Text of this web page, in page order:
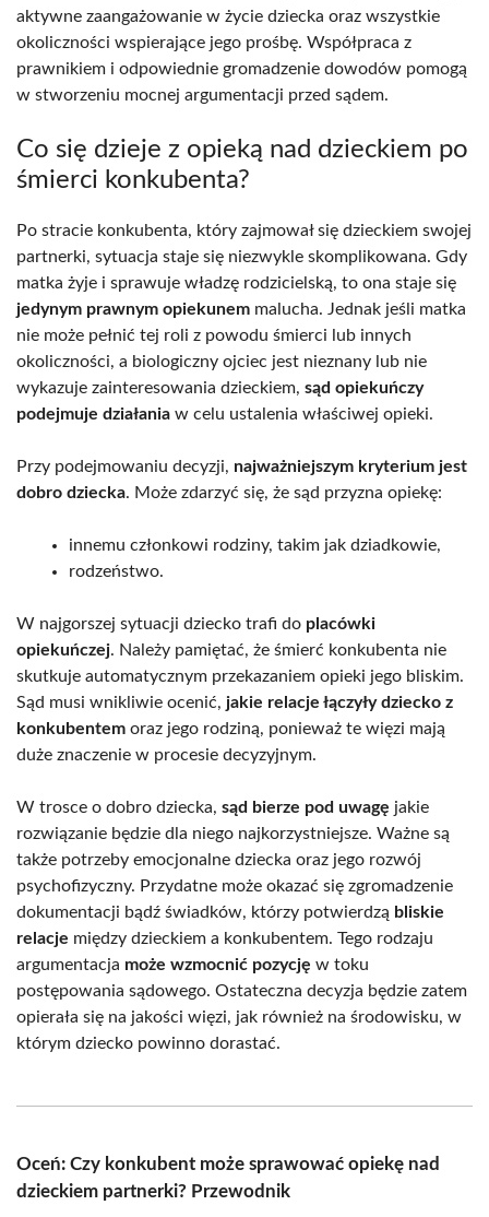
aktywne zaangażowanie w życie dziecka oraz wszystkie
okoliczności wspierające jego prośbę. Współpraca z
prawnikiem i odpowiednie gromadzenie dowodów pomogą
w stworzeniu mocnej argumentacji przed sądem.
Co się dzieje z opieką nad dzieckiem po
śmierci konkubenta?
Po stracie konkubenta, który zajmował się dzieckiem swojej
partnerki, sytuacja staje się niezwykle skomplikowana. Gdy
matka żyje i sprawuje władzę rodzicielską, to ona staje się
jedynym prawnym opiekunem malucha. Jednak jeśli matka
nie może pełnić tej roli z powodu śmierci lub innych
okoliczności, a biologiczny ojciec jest nieznany lub nie
wykazuje zainteresowania dzieckiem, sąd opiekuńczy
podejmuje działania w celu ustalenia właściwej opieki.
Przy podejmowaniu decyzji, najważniejszym kryterium jest
dobro dziecka. Może zdarzyć się, że sąd przyzna opiekę:
innemu członkowi rodziny, takim jak dziadkowie,
rodzeństwo.
W najgorszej sytuacji dziecko trafi do placówki
opiekuńczej. Należy pamiętać, że śmierć konkubenta nie
skutkuje automatycznym przekazaniem opieki jego bliskim.
Sąd musi wnikliwie ocenić, jakie relacje łączyły dziecko z
konkubentem oraz jego rodziną, ponieważ te więzi mają
duże znaczenie w procesie decyzyjnym.
W trosce o dobro dziecka, sąd bierze pod uwagę jakie
rozwiązanie będzie dla niego najkorzystniejsze. Ważne są
także potrzeby emocjonalne dziecka oraz jego rozwój
psychofizyczny. Przydatne może okazać się zgromadzenie
dokumentacji bądź świadków, którzy potwierdzą bliskie
relacje między dzieckiem a konkubentem. Tego rodzaju
argumentacja może wzmocnić pozycję w toku
postępowania sądowego. Ostateczna decyzja będzie zatem
opierała się na jakości więzi, jak również na środowisku, w
którym dziecko powinno dorastać.
Oceń: Czy konkubent może sprawować opiekę nad
dzieckiem partnerki? Przewodnik